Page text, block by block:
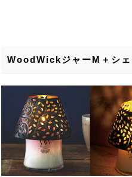
WoodWickジャーM＋シェ